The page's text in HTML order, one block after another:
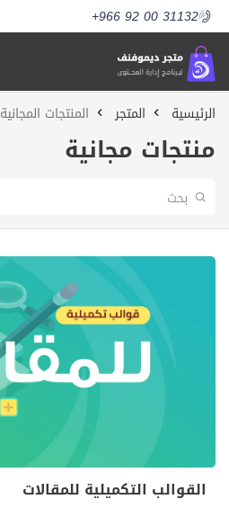
+966 92 00 31132
الرئيسية المتجر المنتجات المجانية
منتجات مجانية
القوالب التكميلية للمقالات